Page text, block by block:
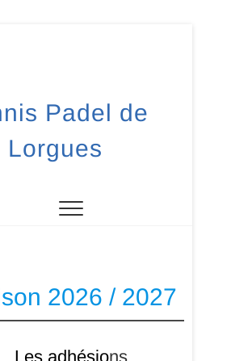
Padel de
Lorgues
2026 / 2027
Les adhésions